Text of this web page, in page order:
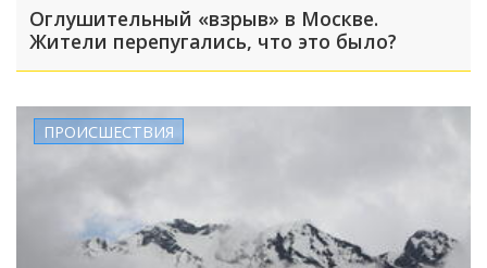
Оглушительный «взрыв» в Москве.
Жители перепугались, что это было?
ПРОИСШЕСТВИЯ